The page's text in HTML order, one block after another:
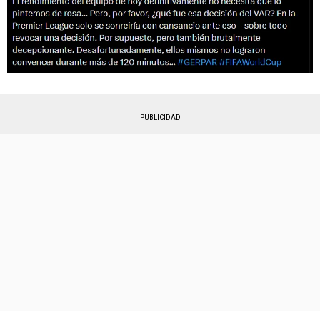
PUBLICIDAD